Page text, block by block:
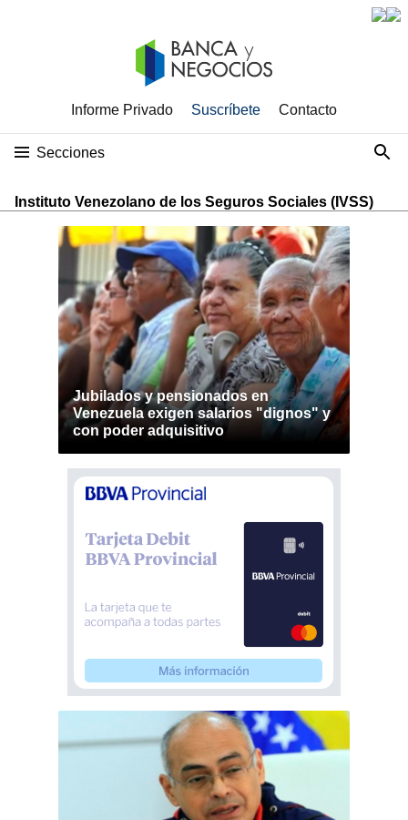
Informe Privado Suscríbete Contacto
Secciones
Instituto Venezolano de los Seguros Sociales (IVSS)
Jubilados y pensionados en
Venezuela exigen salarios "dignos" y
con poder adquisitivo